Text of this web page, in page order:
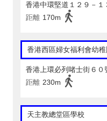
香港中環堅道１２９－１
距離 170m
香港西區婦女福利會幼稚
香港上環必列啫士街６
距離 230m
天主教總堂區學校